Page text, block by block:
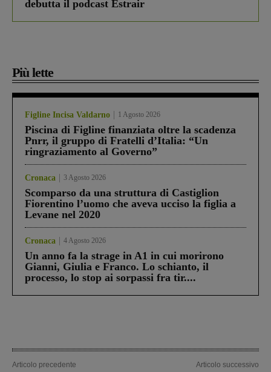
debutta il podcast Estrair
Più lette
Figline Incisa Valdarno 1 Agosto 2026
Piscina di Figline finanziata oltre la scadenza
Pnrr, il gruppo di Fratelli d’Italia: “Un
ringraziamento al Governo”
Cronaca 3 Agosto 2026
Scomparso da una struttura di Castiglion
Fiorentino l’uomo che aveva ucciso la figlia a
Levane nel 2020
Cronaca 4 Agosto 2026
Un anno fa la strage in A1 in cui morirono
Gianni, Giulia e Franco. Lo schianto, il
processo, lo stop ai sorpassi fra tir....
Articolo precedente
Articolo successivo